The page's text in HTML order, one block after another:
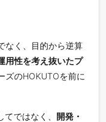
なく、目的から逆算
用性を考え抜いたプ
ズのHOKUTOを前に
ではなく、 開発・